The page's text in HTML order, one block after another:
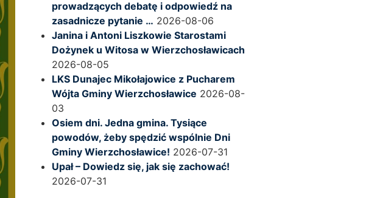
prowadzących debatę i odpowiedź na
zasadnicze pytanie … 2026-08-06
Janina i Antoni Liszkowie Starostami
Dożynek u Witosa w Wierzchosławicach
2026-08-05
LKS Dunajec Mikołajowice z Pucharem
Wójta Gminy Wierzchosławice 2026-08-
03
Osiem dni. Jedna gmina. Tysiące
powodów, żeby spędzić wspólnie Dni
Gminy Wierzchosławice! 2026-07-31
Upał – Dowiedz się, jak się zachować!
2026-07-31